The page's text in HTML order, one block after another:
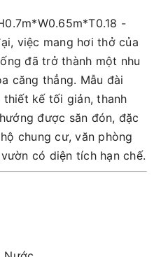
-
việc mang hơi thở của
đã trở thành một nhu
căng thẳng. Mẫu đài
kế tối giản, thanh
được săn đón, đặc
chung cư, văn phòng
có diện tích hạn chế.